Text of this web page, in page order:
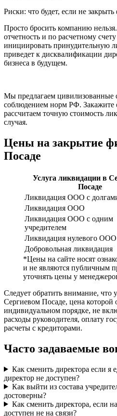
Риски: что будет, если не
Просто бросить компанию
отчетность и по расчетному
инициировать принудительную
приведет к дисквалификации
бизнеса в будущем.
Мы предлагаем цивилизованные
соблюдением норм РФ. Закажите
рассчитаем точную стоимость
случая.
Цены на закрытие
Посаде
Услуга ликвидации в
Посаде
Ликвидация ООО с
Ликвидация ООО
Ликвидация ООО с одним
учредителем
Ликвидация нулевого ООО
Добровольная ликвидация
*Цены на сайте носят
и не являются публичным
уточнять цены у
Следует обратить внимание,
Сергиевом Посаде, цена которой
индивидуальном порядке, не
расходы руководителя, оплату
расчеты с кредиторами.
Часто задаваемые
Как сменить директора если я
директор не доступен?
Как выйти из состава
достоверны?
Как сменить директора, если
доступен не на связи?